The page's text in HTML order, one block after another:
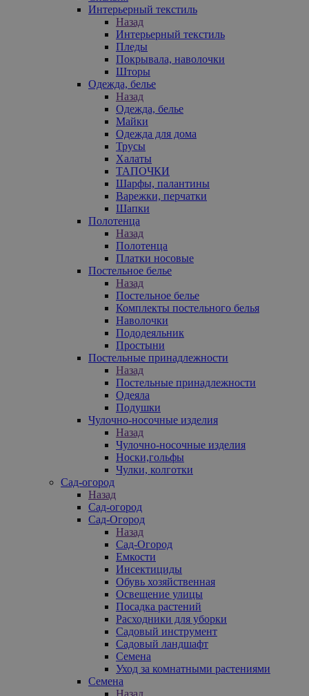
Интерьерный текстиль
Назад
Интерьерный текстиль
Пледы
Покрывала, наволочки
Шторы
Одежда, белье
Назад
Одежда, белье
Майки
Одежда для дома
Трусы
Халаты
ТАПОЧКИ
Шарфы, палантины
Варежки, перчатки
Шапки
Полотенца
Назад
Полотенца
Платки носовые
Постельное белье
Назад
Постельное белье
Комплекты постельного белья
Наволочки
Пододеяльник
Простыни
Постельные принадлежности
Назад
Постельные принадлежности
Одеяла
Подушки
Чулочно-носочные изделия
Назад
Чулочно-носочные изделия
Носки,гольфы
Чулки, колготки
Сад-огород
Назад
Сад-огород
Сад-Огород
Назад
Сад-Огород
Емкости
Инсектициды
Обувь хозяйственная
Освещение улицы
Посадка растений
Расходники для уборки
Садовый инструмент
Садовый ландшафт
Семена
Уход за комнатными растениями
Семена
Назад